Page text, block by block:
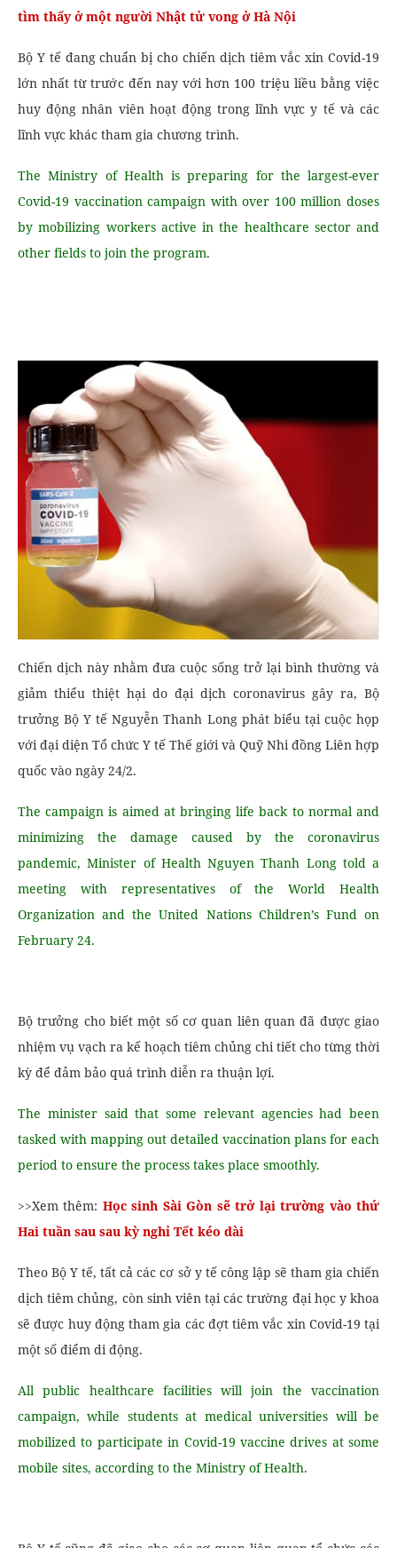
tìm thấy ở một người Nhật tử vong ở Hà Nội
Bộ Y tế đang chuẩn bị cho chiến dịch tiêm vắc xin Covid-19
lớn nhất từ ​​trước đến nay với hơn 100 triệu liều bằng việc
huy động nhân viên hoạt động trong lĩnh vực y tế và các
lĩnh vực khác tham gia chương trình.
The Ministry of Health is preparing for the largest-ever
Covid-19 vaccination campaign with over 100 million doses
by mobilizing workers active in the healthcare sector and
other fields to join the program.
Chiến dịch này nhằm đưa cuộc sống trở lại bình thường và
giảm thiểu thiệt hại do đại dịch coronavirus gây ra, Bộ
trưởng Bộ Y tế Nguyễn Thanh Long phát biểu tại cuộc họp
với đại diện Tổ chức Y tế Thế giới và Quỹ Nhi đồng Liên hợp
quốc vào ngày 24/2.
The campaign is aimed at bringing life back to normal and
minimizing the damage caused by the coronavirus
pandemic, Minister of Health Nguyen Thanh Long told a
meeting with representatives of the World Health
Organization and the United Nations Children’s Fund on
February 24.
Bộ trưởng cho biết một số cơ quan liên quan đã được giao
nhiệm vụ vạch ra kế hoạch tiêm chủng chi tiết cho từng thời
kỳ để đảm bảo quá trình diễn ra thuận lợi.
The minister said that some relevant agencies had been
tasked with mapping out detailed vaccination plans for each
period to ensure the process takes place smoothly.
>>Xem thêm: Học sinh Sài Gòn sẽ trở lại trường vào thứ
Hai tuần sau sau kỳ nghỉ Tết kéo dài
Theo Bộ Y tế, tất cả các cơ sở y tế công lập sẽ tham gia chiến
dịch tiêm chủng, còn sinh viên tại các trường đại học y khoa
sẽ được huy động tham gia các đợt tiêm vắc xin Covid-19 tại
một số điểm di động.
All public healthcare facilities will join the vaccination
campaign, while students at medical universities will be
mobilized to participate in Covid-19 vaccine drives at some
mobile sites, according to the Ministry of Health.